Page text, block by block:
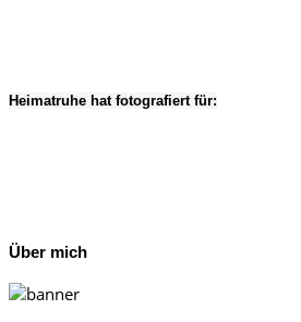
Heimatruhe hat fotografiert für:
Über mich